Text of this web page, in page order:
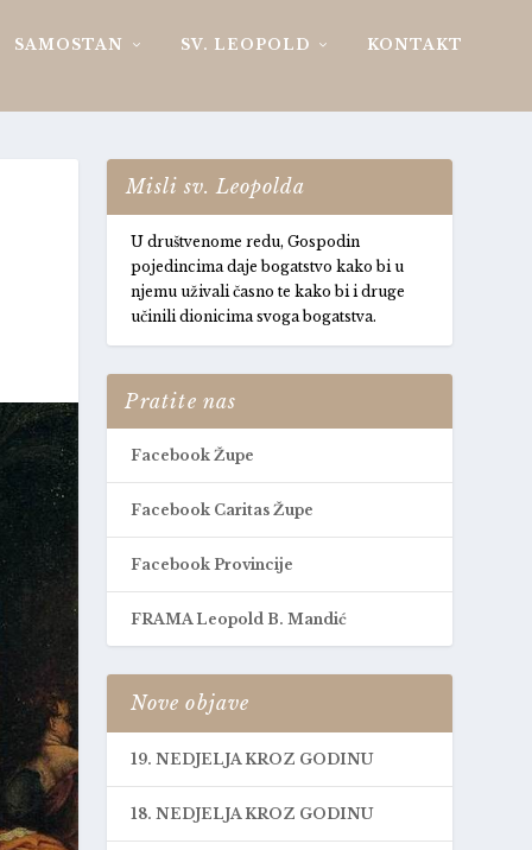
SAMOSTAN SV. LEOPOLD KONTAKT
Misli sv. Leopolda
U društvenome redu, Gospodin
pojedincima daje bogatstvo kako bi u
njemu uživali časno te kako bi i druge
učinili dionicima svoga bogatstva.
Pratite nas
Facebook Župe
Facebook Caritas Župe
Facebook Provincije
FRAMA Leopold B. Mandić
Nove objave
19. NEDJELJA KROZ GODINU
18. NEDJELJA KROZ GODINU